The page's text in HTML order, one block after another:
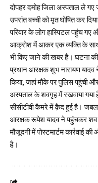
दोपहर दमोह जिला अस्पताल ले
उपरांत बच्ची को मृत घोषित कर
परिवार के लोग हास्पिटल पहुंच गए
आक्रोश में आकर एक व्यक्ति के
भी किए जाने की खबर है। घटना
प्रधान आरक्षक शुभ नारायण
किया, जहां मौके पर पुलिस पहुंची
अस्पताल के शवगृह में रखवाया गया
सीसीटीवी कैमरे में क़ैद हुई है।
आरक्षक रूपेश यादव ने पहुंचकर शव
मौजूदगी में पोस्टमार्टम कार्रवाई
है।